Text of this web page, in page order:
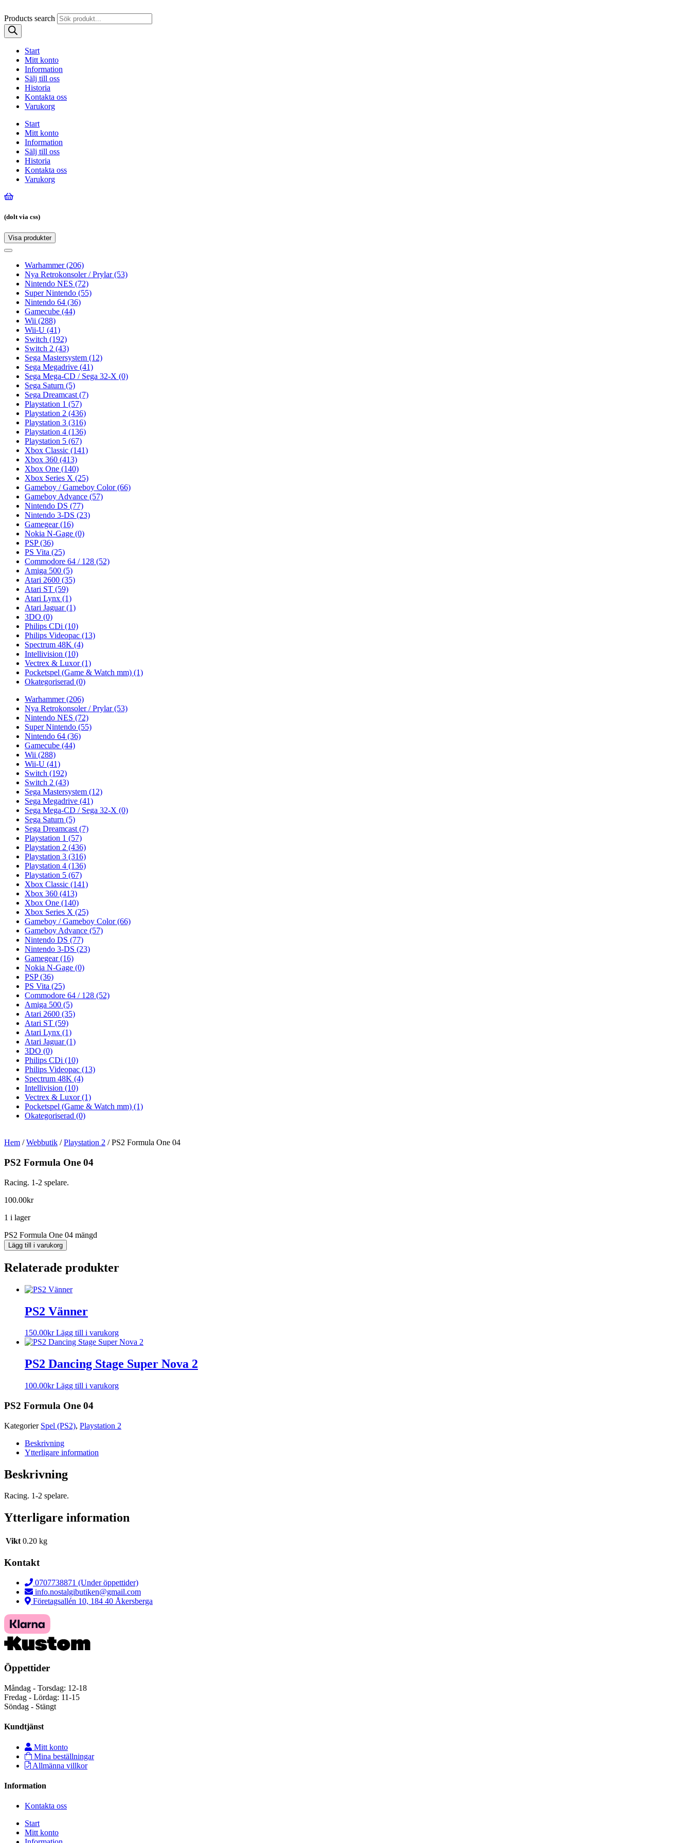
Products search
Start
Mitt konto
Information
Sälj till oss
Historia
Kontakta oss
Varukorg
Start
Mitt konto
Information
Sälj till oss
Historia
Kontakta oss
Varukorg
(dolt via css)
Visa produkter
Toggle
Toggle
navigationWarhammer(206)
Nya Retrokonsoler / Prylar(53)
Nintendo NES (72)
Super Nintendo (55)
Nintendo 64 (36)
Gamecube (44)
Wii (288)
Wii-U (41)
Switch (192)
Switch 2 (43)
Sega Mastersystem (12)
Sega Megadrive (41)
Sega Mega-CD / Sega 32-X (0)
Sega Saturn (5)
Sega Dreamcast (7)
Playstation 1 (57)
Playstation 2 (436)
Playstation 3 (316)
Playstation 4 (136)
Playstation 5 (67)
Xbox Classic (141)
Xbox 360 (413)
Xbox One (140)
Xbox Series X (25)
Gameboy / Gameboy Color(66)
Gameboy Advance (57)
Nintendo DS (77)
Nintendo 3-DS (23)
Gamegear(16)
Nokia N-Gage (0)
PSP(36)
PS Vita (25)
Commodore 64 / 128 (52)
Amiga 500 (5)
Atari 2600 (35)
Atari ST (59)
Atari Lynx (1)
Atari Jaguar(1)
3DO (0)
Philips CDi (10)
Philips Videopac (13)
Spectrum 48K (4)
Intellivision (10)
Vectrex & Luxor(1)
Pocketspel (Game & Watch mm) (1)
Okategoriserad (0)
Warhammer(206)
Nya Retrokonsoler / Prylar(53)
Nintendo NES (72)
Super Nintendo (55)
Nintendo 64 (36)
Gamecube (44)
Wii (288)
Wii-U (41)
Switch (192)
Switch 2 (43)
Sega Mastersystem (12)
Sega Megadrive (41)
Sega Mega-CD / Sega 32-X (0)
Sega Saturn (5)
Sega Dreamcast (7)
Playstation 1 (57)
Playstation 2 (436)
Playstation 3 (316)
Playstation 4 (136)
Playstation 5 (67)
Xbox Classic (141)
Xbox 360 (413)
Xbox One (140)
Xbox Series X (25)
Gameboy / Gameboy Color(66)
Gameboy Advance (57)
Nintendo DS (77)
Nintendo 3-DS (23)
Gamegear(16)
Nokia N-Gage (0)
PSP(36)
PS Vita (25)
Commodore 64 / 128 (52)
Amiga 500 (5)
Atari 2600 (35)
Atari ST (59)
Atari Lynx (1)
Atari Jaguar(1)
3DO (0)
Philips CDi (10)
Philips Videopac (13)
Spectrum 48K (4)
Intellivision (10)
Vectrex & Luxor(1)
Pocketspel (Game & Watch mm) (1)
Okategoriserad (0)
Hem /Webbutik /Playstation 2 / PS2 Formula One 04
PS2 Formula One 04
Racing. 1-2 spelare.
100.00kr
1 i lager
PS2 Formula One 04 mängd
Lägg till i varukorg
Relaterade produkter
PS2 Vänner
150.00kr Lägg till i varukorg
PS2 Dancing Stage Super Nova 2
100.00kr Lägg till i varukorg
PS2 Formula One 04
Kategorier Spel (PS2), Playstation 2
Beskrivning
Ytterligare information
Beskrivning
Racing. 1-2 spelare.
Ytterligare information
Vikt 0.20 kg
Kontakt
0707738871 (Under öppettider)
info.nostalgibutiken@gmail.com
Företagsallén 10, 184 40 Åkersberga
Öppettider
Måndag - Torsdag: 12-18
Fredag - Lördag: 11-15
Söndag - Stängt
Kundtjänst
Mitt konto
Mina beställningar
Allmänna villkor
Information
Kontakta oss
Start
Mitt konto